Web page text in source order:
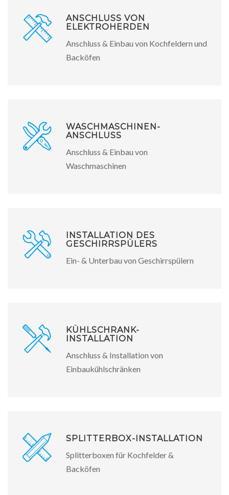
ANSCHLUSS VON
ELEKTROHERDEN
Anschluss & Einbau von Kochfeldern und
Backöfen
WASCHMASCHINEN-
ANSCHLUSS
Anschluss & Einbau von
Waschmaschinen
INSTALLATION DES
GESCHIRRSPÜLERS
Ein- & Unterbau von Geschirrspülern
KÜHLSCHRANK-
INSTALLATION
Anschluss & Installation von
Einbaukühlschränken
SPLITTERBOX-INSTALLATION
Splitterboxen für Kochfelder &
Backöfen